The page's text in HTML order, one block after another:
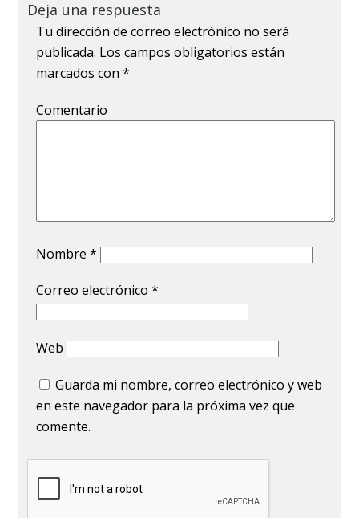
Deja una respuesta
Tu dirección de correo electrónico no será
publicada. Los campos obligatorios están
marcados con*
Comentario
Nombre*
Correo electrónico*
Web
Guarda mi nombre, correo electrónico y web
en este navegador para la próxima vez que
comente.